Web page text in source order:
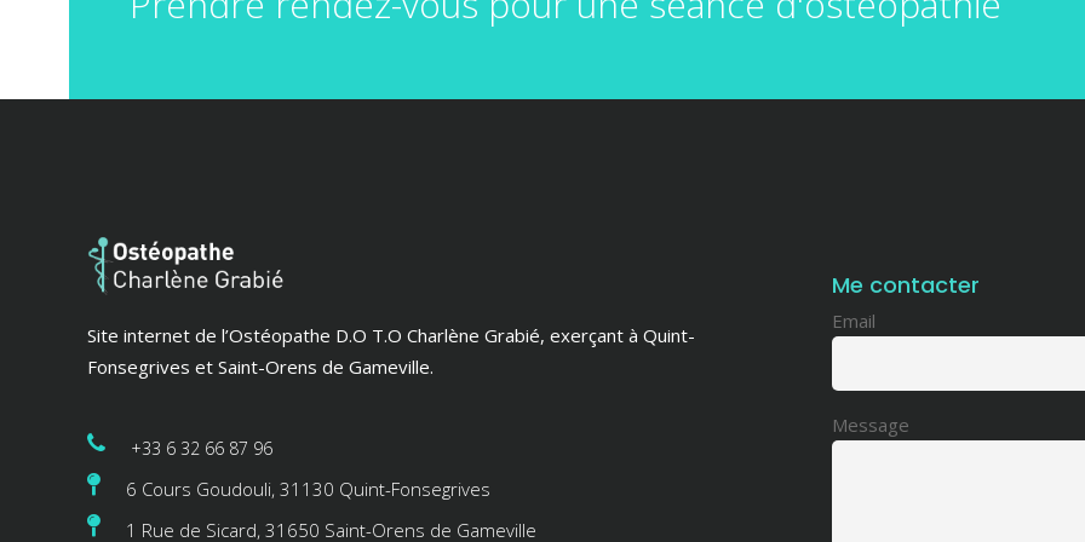
Site internet de l’Ostéopathe D.O T.O Charlène Grabié, exerçant à Quint-
Fonsegrives et Saint-Orens de Gameville.
+33 6 32 66 87 96
6 Cours Goudouli, 31130 Quint-Fonsegrives
1 Rue de Sicard, 31650 Saint-Orens de Gameville
Me contacter
Email
Message